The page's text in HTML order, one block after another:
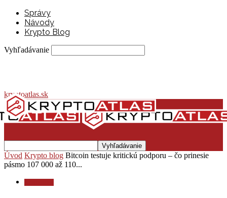
Správy
Návody
Krypto Blog
Vyhľadávanie
kryptoatlas.sk
Úvod Krypto blog Bitcoin testuje kritickú podporu – čo prinesie
pásmo 107 000 až 110...